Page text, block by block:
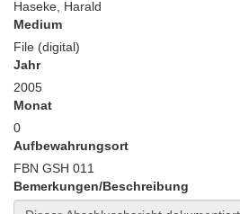
Haseke, Harald
Medium
File (digital)
Jahr
2005
Monat
0
Aufbewahrungsort
FBN GSH 011
Bemerkungen/Beschreibung